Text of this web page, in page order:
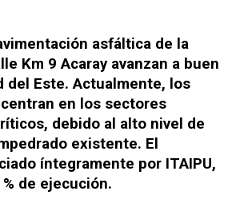
asfáltica de la
Km 9 Acaray avanzan a buen
del Este. Actualmente, los
en los sectores
debido al alto nivel de
existente. El
íntegramente por ITAIPU,
de ejecución.